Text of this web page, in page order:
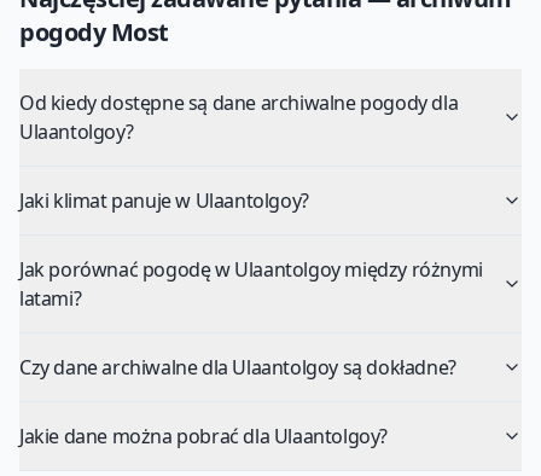
pogodyMost
Od kiedy dostępne są dane archiwalne pogody dla
Ulaantolgoy?
Jaki klimat panuje w Ulaantolgoy?
Jak porównać pogodę w Ulaantolgoy między różnymi
latami?
Czy dane archiwalne dla Ulaantolgoy są dokładne?
Jakie dane można pobrać dla Ulaantolgoy?